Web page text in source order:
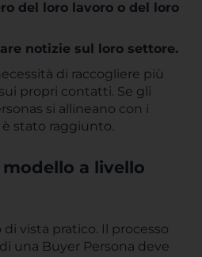
del loro lavoro o del loro
notizie sul loro settore.
di raccogliere più
propri contatti. Se gli
si allineano con i
stato raggiunto.
a livello
vista pratico. Il processo
una Buyer Persona deve